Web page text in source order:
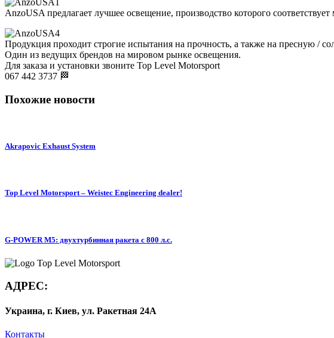
AnzoUSA предлагает лучшее освещение, производство которого
Продукция проходит строгие испытания на прочность, а также на пресную /
Один из ведущих брендов​ на мировом рынке освещения.
Для заказа и установки звоните Top Level Motorsport
067 442 3737 🏁
Похожие новости
Akrapovic Exhaust System
Top Level Motorsport – Weistec Engineering dealer!
G-POWER M5: двухтурбинная ракета с 800 л.с.
АДРЕС:
Украина, г. Киев, ул. Ракетная 24А
Контакты